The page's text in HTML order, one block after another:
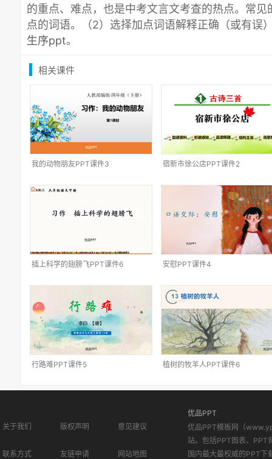
的重点、难点，也是中考文言文考查的热点。常
点的词语。（2）选择加点词语解释正确（或有误
生序ppt。
相关课件
我的动物朋友PPT课件3 宿新市徐公店PPT课件2
插上科学的翅膀飞PPT课件6 安慰PPT课件4
行路难PPT课件5 植树的牧羊人PPT课件6
关于我们 版权声明 意见建议
联系方式 友链申请 网站地图
优品PPT
优品PPT模板网（
站。包括PPT图表、PPT
国内最大最权威的PPT下